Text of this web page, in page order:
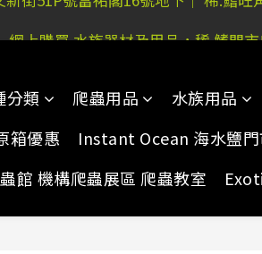
分類 爬蟲用品 水族用品
箱優惠 Instant Ocean 海水鹽
館 機構爬蟲展區 爬蟲教室